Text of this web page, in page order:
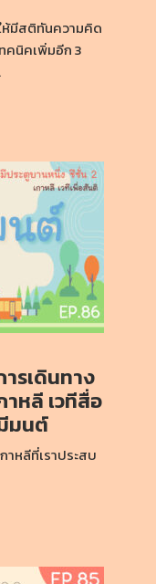
ห้มีสติทันความคิด
คนิคเพิ่มอีก 3
ารเดินทาง
หลี เวทีสื่อ
มนต์
าหลีที่เราประสบ